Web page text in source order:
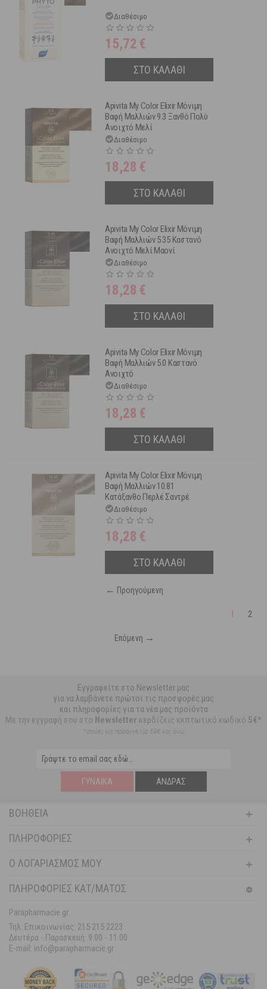
Διαθέσιμο
15,72 €
ΣΤΟ ΚΑΛΑΘΙ
Apivita My Color Elixir Μόνιμη
Βαφή Μαλλιών 9.3 Ξανθό Πολύ
Ανοιχτό Μελί
Διαθέσιμο
18,28 €
ΣΤΟ ΚΑΛΑΘΙ
Apivita My Color Elixir Μόνιμη
Βαφή Μαλλιών 5.35 Καστανό
Ανοιχτό Μελί Μαονί
Διαθέσιμο
18,28 €
ΣΤΟ ΚΑΛΑΘΙ
Apivita My Color Elixir Μόνιμη
Βαφή Μαλλιών 5.0 Καστανό
Ανοιχτό
Διαθέσιμο
18,28 €
ΣΤΟ ΚΑΛΑΘΙ
Apivita My Color Elixir Μόνιμη
Βαφή Μαλλιών 10.81
Κατάξανθο Περλέ Σαντρέ
Διαθέσιμο
18,28 €
ΣΤΟ ΚΑΛΑΘΙ
← Προηγούμενη
1 2
Επόμενη →
Εγγραφείτε στο Newsletter μας
για να λαμβάνετε πρώτοι τις προσφορές μας
και πληροφορίες για τα νέα μας προϊόντα
Με την εγγραφή σου στο Newsletter κερδίζεις εκπτωτικό κωδικό 5€*
*ισχύει για παραγγελία 59€ και άνω
ΓΥΝΑΊΚΑ ΆΝΔΡΑΣ
ΒΟΉΘΕΙΑ
ΠΛΗΡΟΦΟΡΊΕΣ
Ο ΛΟΓΑΡΙΑΣΜΌΣ ΜΟΥ
ΠΛΗΡΟΦΟΡΙΕΣ ΚΑΤ/ΜΑΤΟΣ
Parapharmacie.gr
Τηλ. Επικοινωνίας: 215 215 2223
Δευτέρα - Παρασκευή: 9:00 - 11:00
E-mail: info@parapharmacie.gr